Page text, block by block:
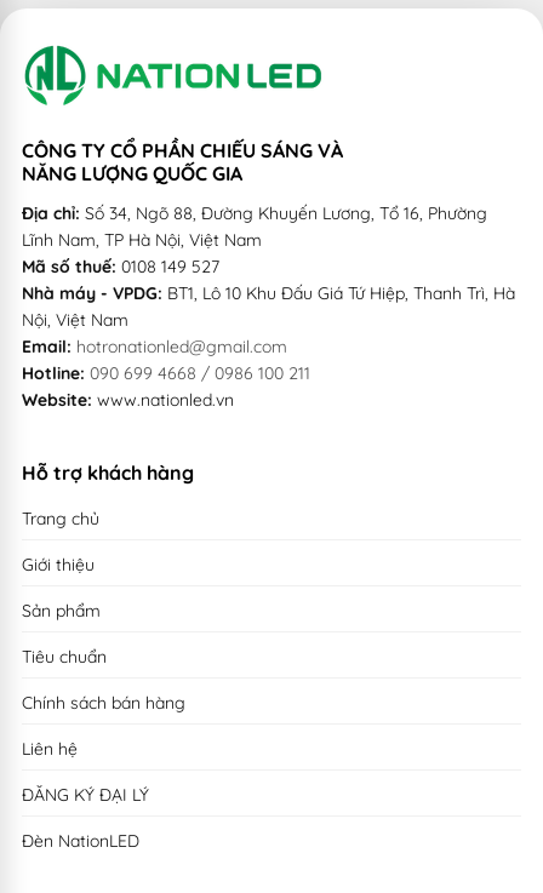
CÔNG TY CỔ PHẦN CHIẾU SÁNG VÀ
NĂNG LƯỢNG QUỐC GIA
Địa chỉ: Số 34, Ngõ 88, Đường Khuyến Lương, Tổ 16, Phường
Lĩnh Nam, TP Hà Nội, Việt Nam
Mã số thuế: 0108 149 527
Nhà máy - VPDG: BT1, Lô 10 Khu Đấu Giá Tứ Hiệp, Thanh Trì, Hà
Nội, Việt Nam
Email: hotronationled@gmail.com
Hotline: 090 699 4668 / 0986 100 211
Website: www.nationled.vn
Hỗ trợ khách hàng
Trang chủ
Giới thiệu
Sản phẩm
Tiêu chuẩn
Chính sách bán hàng
Liên hệ
ĐĂNG KÝ ĐẠI LÝ
Đèn NationLED